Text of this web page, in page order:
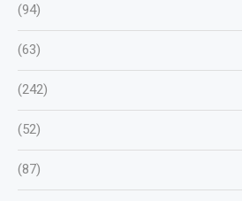
(94)
(63)
(242)
(52)
(87)